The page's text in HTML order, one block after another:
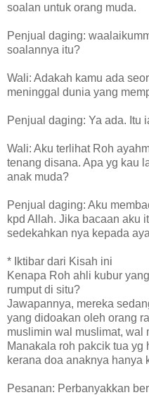
soalan untuk orang muda.
Penjual daging:
soalannya itu?
Wali: Adakah kamu ada
meninggal dunia yang
Penjual daging: Ya ada. Itu
Wali: Aku terlihat Roh
tenang disana. Apa yg kau
anak muda?
Penjual daging: Aku
kpd Allah. Jika bacaan aku
sedekahkan nya kepada
* Iktibar dari Kisah ini
Kenapa Roh ahli kubur
rumput di situ?
Jawapannya, mereka
yang didoakan oleh orang
muslimin wal muslimat, wal
Manakala roh pakcik tua yg
kerana doa anaknya hanya
Pesanan: Perbanyakkan